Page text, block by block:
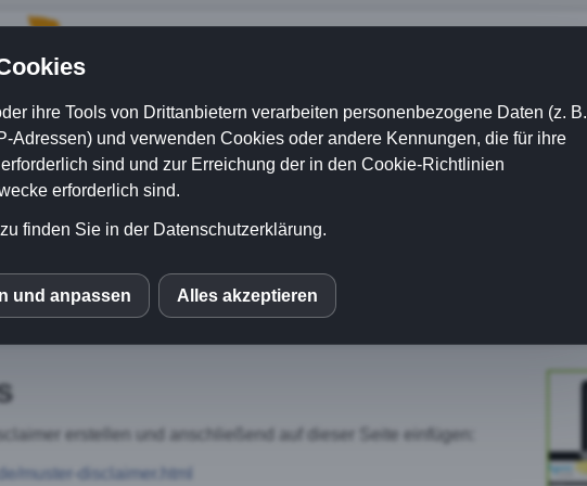
bestellen Was sind stabilsierte Rosen
erstellen und anschließend auf dieser Seite einfügen:
muster-disclaimer.html
ihre Tools von Drittanbietern verarbeiten personenbezogene Daten (z. B.
Adressen) und verwenden Cookies oder andere Kennungen, die für ihre
sind und zur Erreichung der in den Cookie-Richtlinien
erforderlich sind.
finden Sie in der Datenschutzerklärung.
und anpassen Alles akzeptieren